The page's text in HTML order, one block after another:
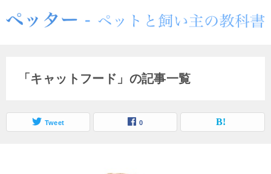
「キャットフード」の記事一覧
Tweet 0